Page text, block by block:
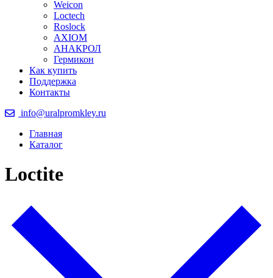
Weicon
Loctech
Roslock
AXIOM
АНАКРОЛ
Гермикон
Как купить
Поддержка
Контакты
info@uralpromkley.ru
Главная
Каталог
Loctite